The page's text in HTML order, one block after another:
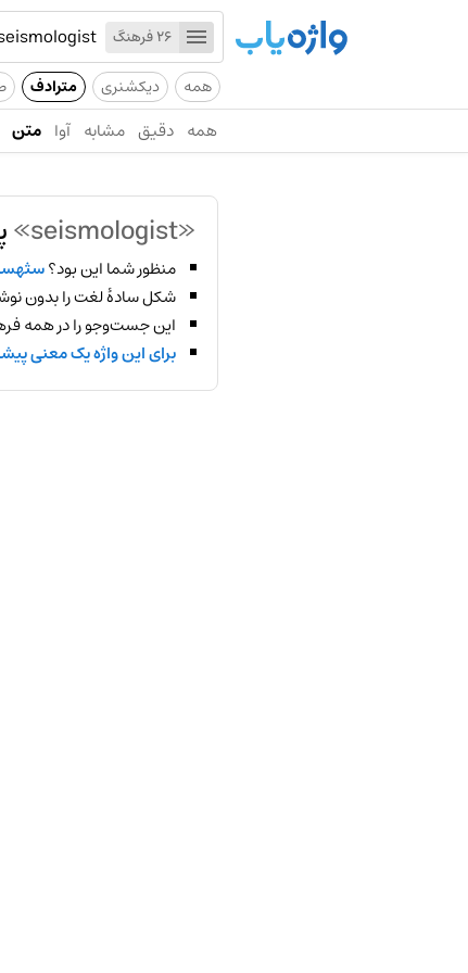
26 فرهنگ
همه دیکشنری مترادف
همه دقیق مشابه آوا متن
«seismologist»
منظور شما این بود؟
شکل سادهٔ لغت را بدون
این جست‌وجو را در همه
برای این واژه یک معنی